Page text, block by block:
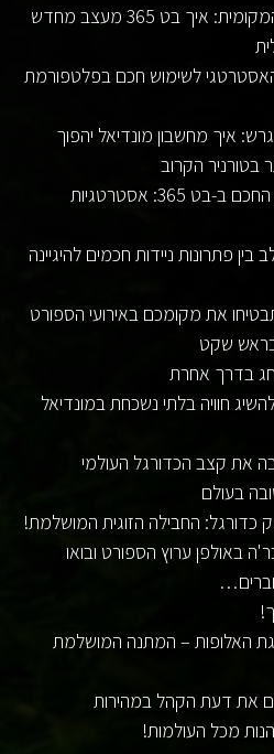
הסטנדרט העולמי בזירה המקומית: איך בט 365 מעצב מחדש
האסטרטגי לשימוש חכם בפלטפורמת
איך מחשבון מונדיאל יהפוך
בטורניר הקרוב
המדריך המלא למשתמש החכם ב-בט 365: אסטרטגיות
פתרונות ניידות חכמים להיגיינה
את מקומכם באירועי הספורט
בראש שקט
בדרך אחרת
חוויה בלתי נשכחת במונדיאל
את קצב הכדורגל העולמי
כדורגל: החבילה הזוגית המושלמת!
באולפן ערוץ הספורט ובואו
האלופות – המתנה המושלמת
את דעת הקהל במהירות
מכל העולמות!